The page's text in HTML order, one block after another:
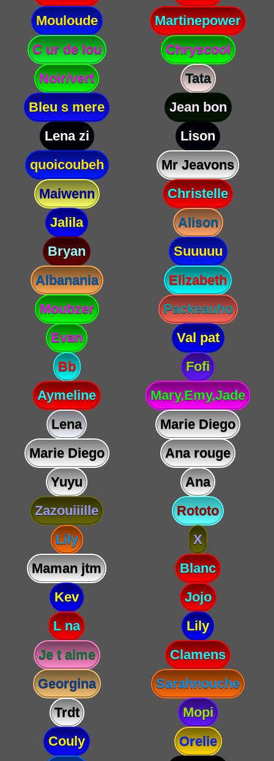
Mouloude
Martinepower
C ur de lou
Chryscool
Noir/vert
Tata
Bleu s mere
Jean bon
Lena zi
Lison
quoicoubeh
Mr Jeavons
Maiwenn
Christelle
Jalila
Alison
Bryan
Suuuuu
Albanania
Elizabeth
Moubzer
Packeauho
Evan
Val pat
Bb
Fofi
Aymeline
Mary,Emy,Jade
Lena
Marie Diego
Marie Diego
Ana rouge
Yuyu
Ana
Zazouiiille
Rototo
Lily
X
Maman jtm
Blanc
Kev
Jojo
L na
Lily
Je t aime
Clamens
Georgina
Sarahnouche
Trdt
Mopi
Couly
Orelie